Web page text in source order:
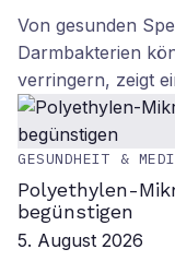
Von gesunden
Darmbakterien
verringern, zeigt
GESUNDHEIT &
Polyethylen-
begünstigen
5. August 2026